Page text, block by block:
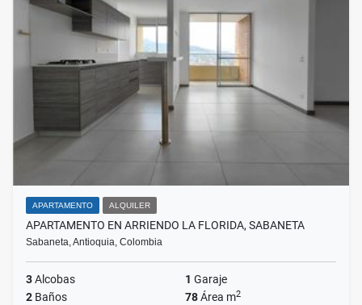
APARTAMENTO ALQUILER
APARTAMENTO EN ARRIENDO LA FLORIDA, SABANETA
Sabaneta, Antioquia, Colombia
3Alcobas 1 Garaje
2 Baños 78Área m2